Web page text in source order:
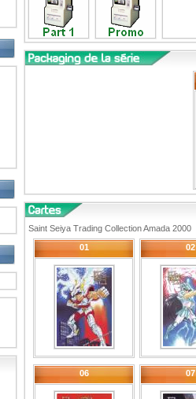
Saint Seiya Trading Collection Amada 2000
01
02
06 07